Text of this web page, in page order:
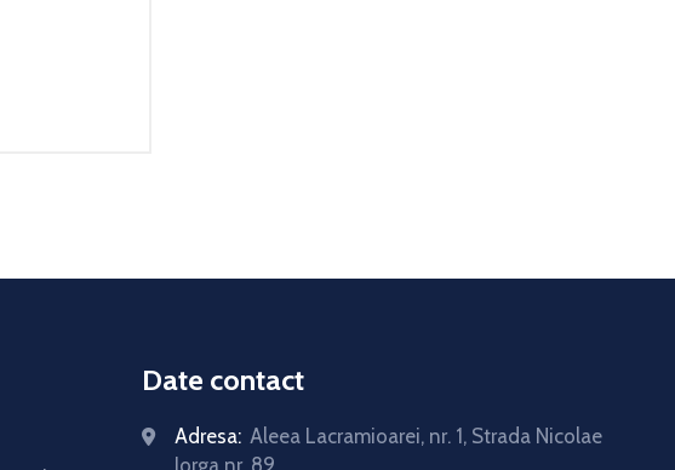
Date contact
Adresa: Aleea Lacramioarei, nr. 1, Strada Nicolae
Iorga nr. 89